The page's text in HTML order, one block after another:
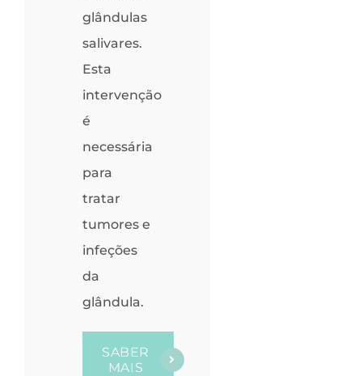
glândulas
salivares.
Esta
intervenção
é
necessária
para
tratar
tumores e
infeções
da
glândula.
SABER
MAIS